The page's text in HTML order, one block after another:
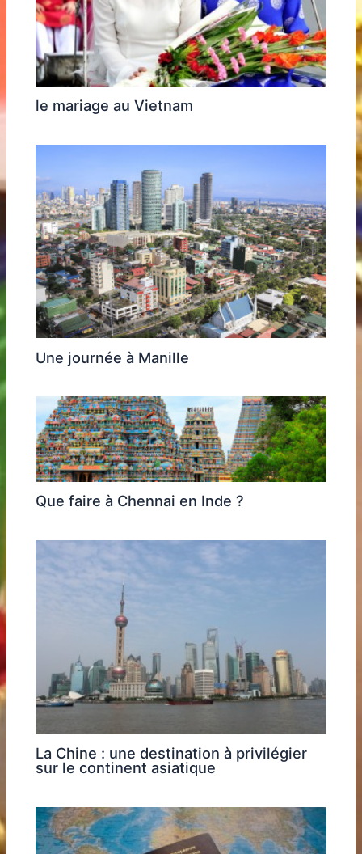
le mariage au Vietnam
Une journée à Manille
Que faire à Chennai en Inde ?
La Chine : une destination à privilégier
sur le continent asiatique